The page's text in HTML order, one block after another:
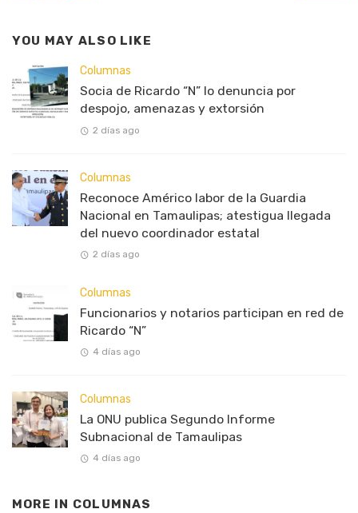
YOU MAY ALSO LIKE
Columnas
Socia de Ricardo “N” lo denuncia por
despojo, amenazas y extorsión
2 días ago
Columnas
Reconoce Américo labor de la Guardia
Nacional en Tamaulipas; atestigua llegada
del nuevo coordinador estatal
2 días ago
Columnas
Funcionarios y notarios participan en red de
Ricardo “N”
4 días ago
Columnas
La ONU publica Segundo Informe
Subnacional de Tamaulipas
4 días ago
MORE IN COLUMNAS